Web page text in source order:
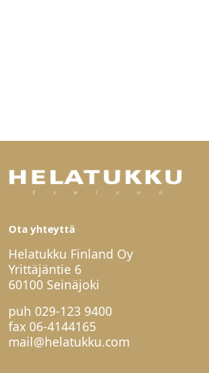
Ota yhteyttä
Helatukku Finland Oy
Yrittäjäntie 6
60100 Seinäjoki
puh 029-123 9400
fax 06-4144165
mail@helatukku.com